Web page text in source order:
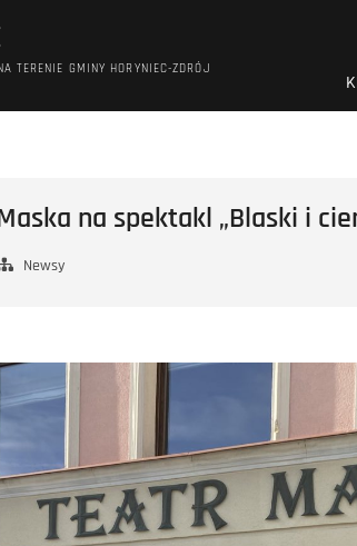
TERENIE GMINY HORYNIEC-ZDRÓJ
na spektakl „Blaski i
Newsy